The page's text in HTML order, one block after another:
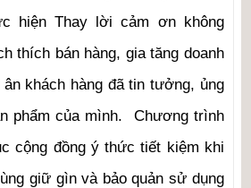
hiện Thay lời cảm ơn không
thích bán hàng, gia tăng doanh
khách hàng đã tin tưởng, ủng
phẩm của mình. Chương trình
cộng đồng ý thức tiết kiệm khi
giữ gìn và bảo quản sử dụng